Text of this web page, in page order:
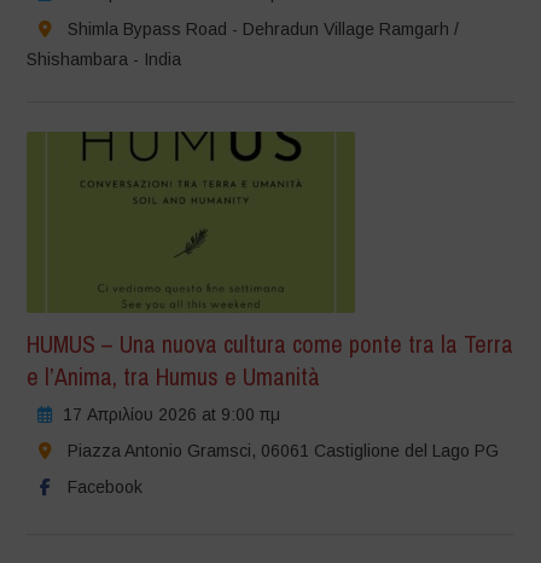
Shimla Bypass Road - Dehradun Village Ramgarh /
Shishambara - India
HUMUS – Una nuova cultura come ponte tra la Terra
e l’Anima, tra Humus e Umanità
17 Απριλίου 2026 at 9:00 πμ
Piazza Antonio Gramsci, 06061 Castiglione del Lago PG
Facebook